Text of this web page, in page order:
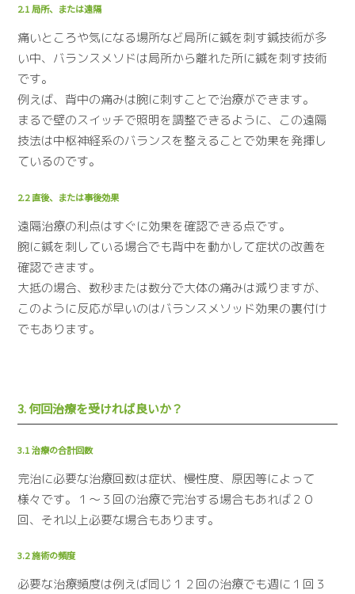
2.1 局所、または遠隔
痛いところや気になる場所など局所に鍼を刺す鍼技術が多
い中、バランスメソドは局所から離れた所に鍼を刺す技術
です。
例えば、背中の痛みは腕に刺すことで治療ができます。
まるで壁のスイッチで照明を調整できるように、この遠隔
技法は中枢神経系のバランスを整えることで効果を発揮し
ているのです。
2.2 直後、または事後効果
遠隔治療の利点はすぐに効果を確認できる点です。
腕に鍼を刺している場合でも背中を動かして症状の改善を
確認できます。
大抵の場合、数秒または数分で大体の痛みは減りますが、
このように反応が早いのはバランスメソッド効果の裏付け
でもあります。
3. 何回治療を受ければ良いか？
3.1 治療の合計回数
完治に必要な治療回数は症状、慢性度、原因等によって
様々です。１～３回の治療で完治する場合もあれば２０
回、それ以上必要な場合もあります。
3.2 施術の頻度
必要な治療頻度は例えば同じ１２回の治療でも週に１回３